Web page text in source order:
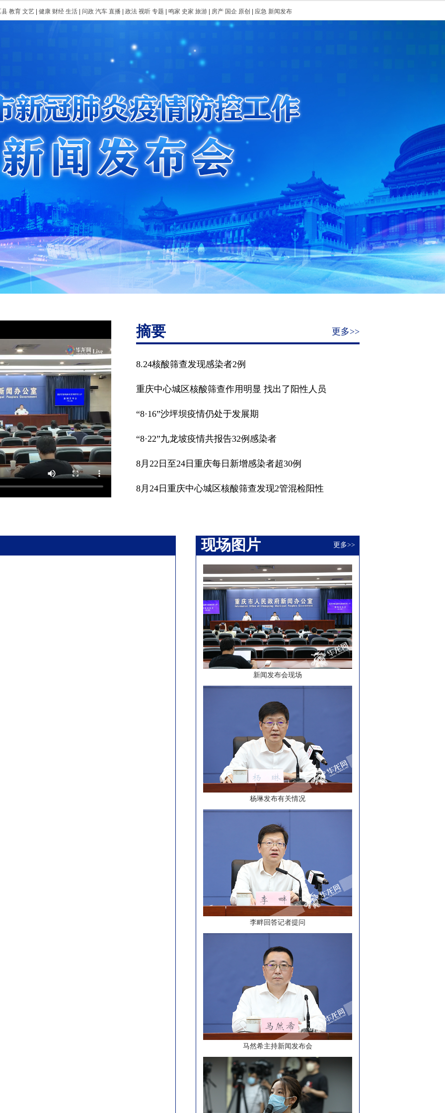
县 教育 文艺 健康 财经 生活 问政 汽车 直播 政法 视听 专题 鸣家 史家 旅游 房产 国企 原创 应急 新闻发布
摘要 更多>>
8.24核酸筛查发现感染者2例
重庆中心城区核酸筛查作用明显 找出了阳性人员
“8·16”沙坪坝疫情仍处于发展期
“8·22”九龙坡疫情共报告32例感染者
8月22日至24日重庆每日新增感染者超30例
8月24日重庆中心城区核酸筛查发现2管混检阳性
现场图片 更多>>
新闻发布会现场
杨琳发布有关情况
李畔回答记者提问
马然希主持新闻发布会